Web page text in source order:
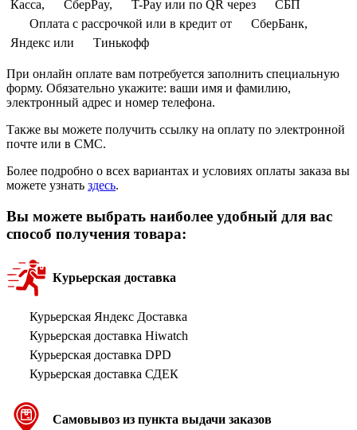
Касса,
СберPay, T-Pay или по QR через
СБП
Оплата с рассрочкой или в кредит от
СберБанк,
Яндекс или
Тинькофф
При онлайн оплате вам потребуется заполнить специальную
форму. Обязательно укажите: ваши имя и фамилию,
электронный адрес и номер телефона.
Также вы можете получить ссылку на оплату по электронной
почте или в СМС.
Более подробно о всех вариантах и условиях оплаты заказа вы
можете узнать здесь.
Вы можете выбрать наиболее удобный для вас
способ получения товара:
Курьерская доставка
Курьерская Яндекс Доставка
Курьерская доставка Hiwatch
Курьерская доставка DPD
Курьерская доставка СДЕК
Самовывоз из пункта выдачи заказов